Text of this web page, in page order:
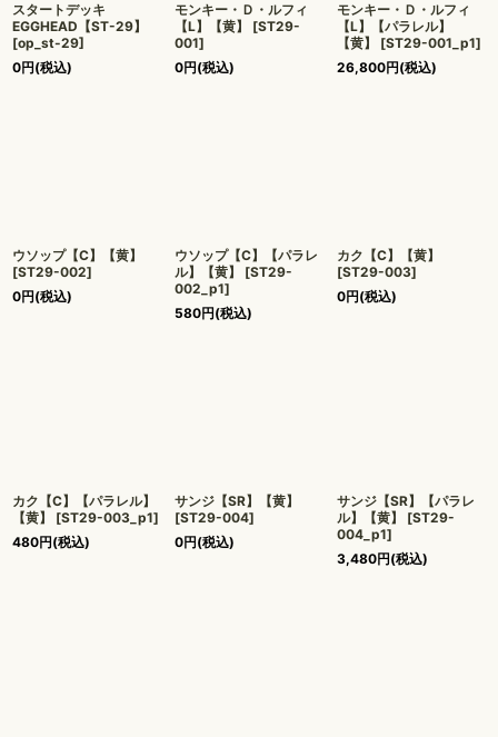
スタートデッキ
EGGHEAD【ST-29】
[op_st-29]
0円(税込)
モンキー・Ｄ・ルフィ
【L】【黄】
[ST29-
001]
0円(税込)
モンキー・Ｄ・ルフィ
【L】【パラレル】
【黄】
[ST29-001_p1]
26,800円(税込)
ウソップ【C】【黄】
[ST29-002]
0円(税込)
ウソップ【C】【パラレ
ル】【黄】
[ST29-
002_p1]
580円(税込)
カク【C】【黄】
[ST29-003]
0円(税込)
カク【C】【パラレル】
【黄】
[ST29-003_p1]
480円(税込)
サンジ【SR】【黄】
[ST29-004]
0円(税込)
サンジ【SR】【パラレ
ル】【黄】
[ST29-
004_p1]
3,480円(税込)